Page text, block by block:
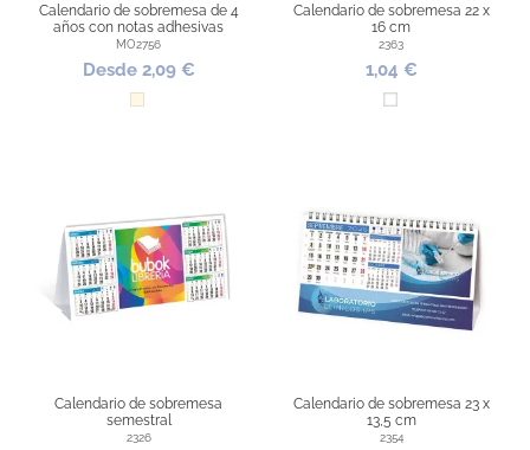
Calendario de sobremesa de 4
años con notas adhesivas
MO2756
Desde 2,09 €
Natural
Calendario de sobremesa 22 x
16 cm
2363
1,04 €
Blanco
Calendario de sobremesa
semestral
2326
Calendario de sobremesa 23 x
13,5 cm
2354